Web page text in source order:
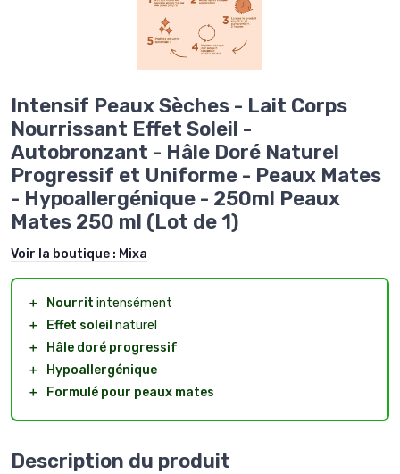
Intensif Peaux Sèches - Lait Corps
Nourrissant Effet Soleil -
Autobronzant - Hâle Doré Naturel
Progressif et Uniforme - Peaux Mates
- Hypoallergénique - 250ml Peaux
Mates 250 ml (Lot de 1)
Voir la boutique : Mixa
＋ Nourrit intensément
＋
Effet soleil naturel
＋
Hâle doré progressif
＋
Hypoallergénique
＋
Formulé pour peaux mates
Description du produit